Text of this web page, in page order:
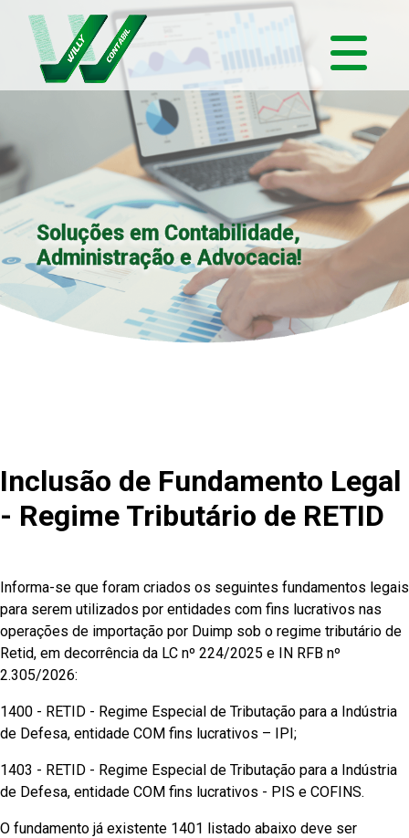
Soluções em Contabilidade,
Administração e Advocacia!
Inclusão de Fundamento Legal
- Regime Tributário de RETID
Informa-se que foram criados os seguintes fundamentos legais
para serem utilizados por entidades com fins lucrativos nas
operações de importação por Duimp sob o regime tributário de
Retid, em decorrência da LC nº 224/2025 e IN RFB nº
2.305/2026:
1400 - RETID - Regime Especial de Tributação para a Indústria
de Defesa, entidade COM fins lucrativos – IPI;
1403 - RETID - Regime Especial de Tributação para a Indústria
de Defesa, entidade COM fins lucrativos - PIS e COFINS.
O fundamento já existente 1401 listado abaixo deve ser